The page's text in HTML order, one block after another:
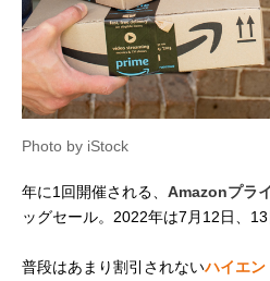
Photo by iStock
年に1回開催される、 Amazonプラ
ッグセール。2022年は7月12日、
普段はあまり割引されないハイエン